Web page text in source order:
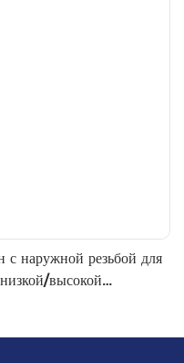
наружной резьбой для
высокой